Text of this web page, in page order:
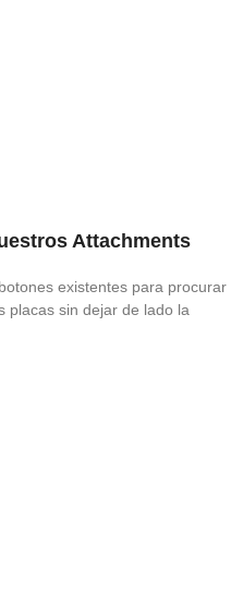
Attachments
existentes para procurar
placas sin dejar de lado la